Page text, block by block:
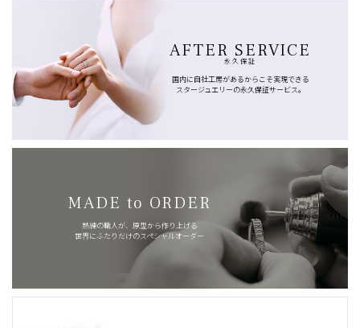
AFTER SERVICE
永久保証
国内に自社工房があるからこそ実現できる
スタージュエリーの永久保証サービス。
MADE to ORDER
熟練の職人が、原型から作り上げる
世界にふたりだけのスペシャルオーダー